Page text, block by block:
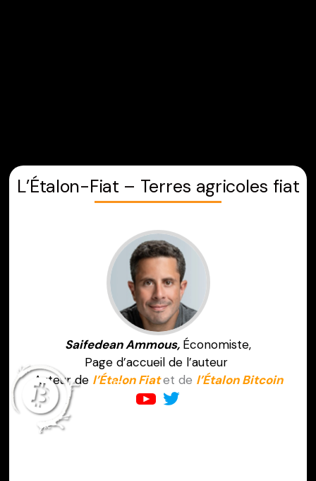
L’Étalon-Fiat – Terres agricoles fiat
Saifedean Ammous, Économiste,
Page d’accueil de l’auteur
Auteur de l’Étalon Fiatet de l’Étalon Bitcoin